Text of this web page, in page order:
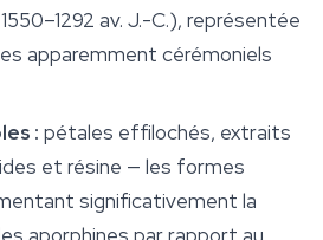
av. J.-C.), représentée
apparemment cérémoniels
: pétales effilochés, extraits
et résine — les formes
significativement la